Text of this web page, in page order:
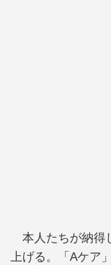
本人たちが納得
上げる。「Aケア